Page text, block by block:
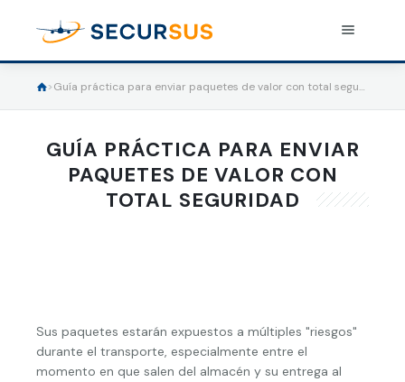
ASEGURA UN ENVÍO
Seguro de envío
Preguntas frecuentes
Área de clientes
> Guía práctica para enviar paquetes de valor con total seguridad
GUÍA PRÁCTICA PARA ENVIAR
PAQUETES DE VALOR CON
TOTAL SEGURIDAD
Sus paquetes estarán expuestos a múltiples "riesgos"
durante el transporte, especialmente entre el
momento en que salen del almacén y su entrega al